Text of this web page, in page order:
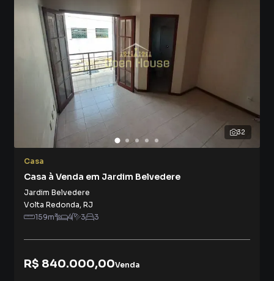
32
Casa
Casa à Venda em Jardim Belvedere
Jardim Belvedere
Volta Redonda, RJ
159m² 4 3 3
R$ 840.000,00Venda